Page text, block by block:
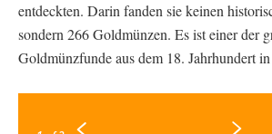
entdeckten. Darin fanden sie keinen
sondern 266 Goldmünzen. Es ist einer der
Goldmünzfunde aus dem 18. Jahrhundert